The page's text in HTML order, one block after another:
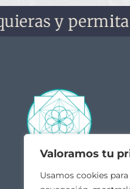
Valoramos tu
Usamos cookies
y permitas
Contacto